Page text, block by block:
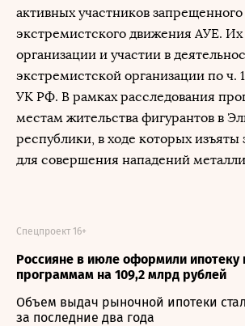
активных участников
экстремистского движения АУЕ. Их
организации и участии в
экстремистской организации по ч.
УК РФ. В рамках расследования
местам жительства фигурантов в
республики, в ходе которых изъяты
для совершения нападений
Россияне в июле оформили ипотеку
программам на 109,2 млрд рублей
Спецпроект 16+
Объем выдач рыночной ипотеки
за последние два года